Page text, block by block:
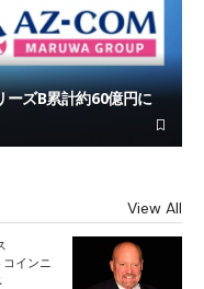
ーズB累計約60億円に
View All
コインニ